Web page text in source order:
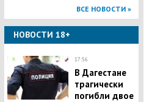
ВСЕ НОВОСТИ »
НОВОСТИ 18+
17:56
В Дагестане
трагически
погибли двое